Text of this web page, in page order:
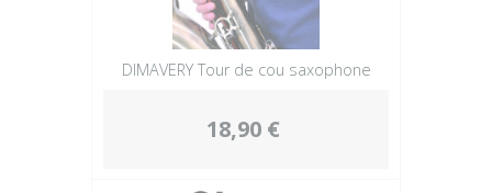
DIMAVERY Tour de cou saxophone
18,90 €